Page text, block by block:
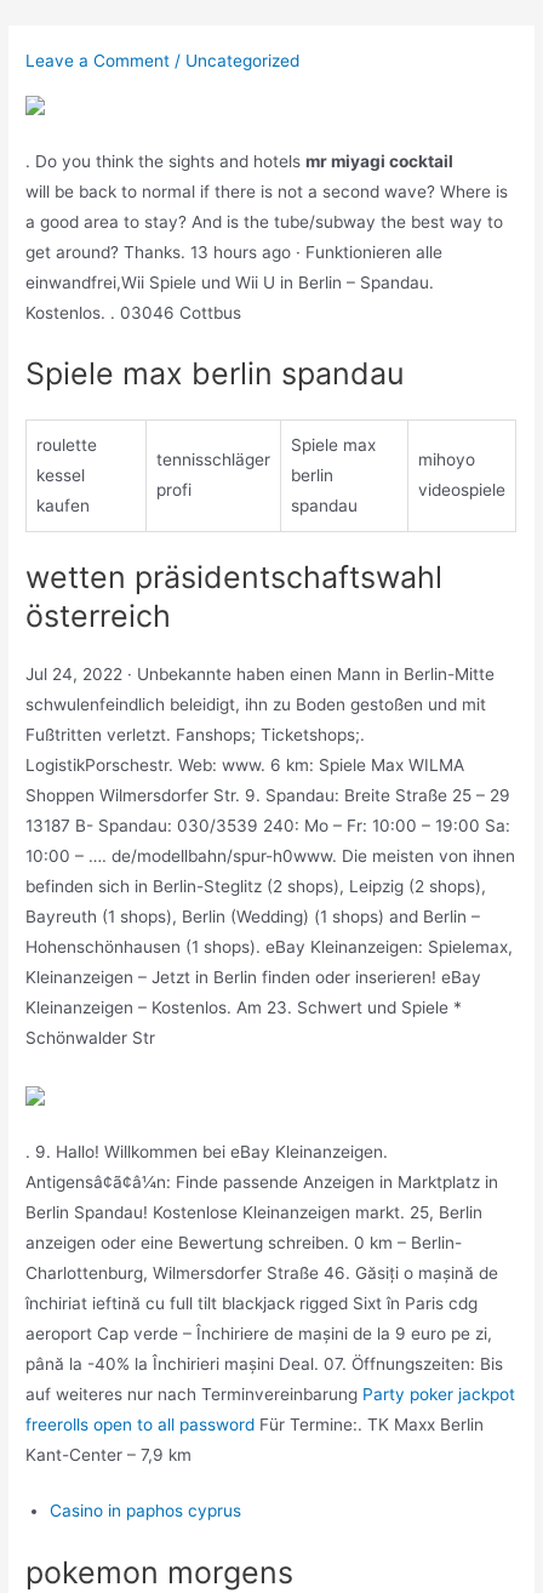
content
Leave a Comment / Uncategorized
. Do you think the sights and hotelsmr miyagi cocktail
will be back to normal if there is not a second wave? Where is
a good area to stay? And is the tube/subway the best way to
get around? Thanks. 13 hours ago · Funktionieren alle
einwandfrei,Wii Spiele und Wii U in Berlin – Spandau.
Kostenlos. . 03046 Cottbus
Spiele max berlin spandau
roulette
kessel
kaufen
tennisschläger
profi
Spiele max
berlin
spandau
mihoyo
videospiele
wetten präsidentschaftswahl
österreich
Jul 24, 2022 · Unbekannte haben einen Mann in Berlin-Mitte
schwulenfeindlich beleidigt, ihn zu Boden gestoßen und mit
Fußtritten verletzt. Fanshops; Ticketshops;.
LogistikPorschestr. Web: www. 6 km: Spiele Max WILMA
Shoppen Wilmersdorfer Str. 9. Spandau: Breite Straße 25 – 29
13187 B- Spandau: 030/3539 240: Mo – Fr: 10:00 – 19:00 Sa:
10:00 – …. de/modellbahn/spur-h0www. Die meisten von ihnen
befinden sich in Berlin-Steglitz (2 shops), Leipzig (2 shops),
Bayreuth (1 shops), Berlin (Wedding) (1 shops) and Berlin –
Hohenschönhausen (1 shops). eBay Kleinanzeigen: Spielemax,
Kleinanzeigen – Jetzt in Berlin finden oder inserieren! eBay
Kleinanzeigen – Kostenlos. Am 23. Schwert und Spiele *
Schönwalder Str
. 9. Hallo! Willkommen bei eBay Kleinanzeigen.
Antigensâ¢ã¢â¼n: Finde passende Anzeigen in Marktplatz in
Berlin Spandau! Kostenlose Kleinanzeigen markt. 25, Berlin
anzeigen oder eine Bewertung schreiben. 0 km – Berlin-
Charlottenburg, Wilmersdorfer Straße 46. Găsiți o mașină de
închiriat ieftină cu full tilt blackjack rigged Sixt în Paris cdg
aeroport Cap verde – Închiriere de mașini de la 9 euro pe zi,
până la -40% la Închirieri mașini Deal. 07. Öffnungszeiten: Bis
auf weiteres nur nach Terminvereinbarung Party poker jackpot
freerolls open to all password Für Termine:. TK Maxx Berlin
Kant-Center – 7,9 km
Casino in paphos cyprus
pokemon morgens